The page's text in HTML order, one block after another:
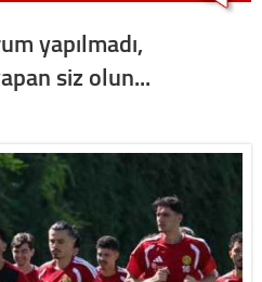
yapılmadı,
siz olun...